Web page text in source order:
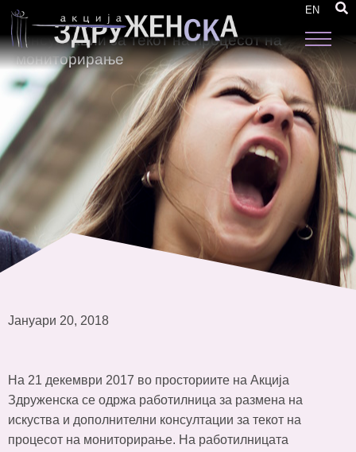
EN
размена на искуства и дополнителни
консултации за текот на процесот на
мониторирање
Јануари 20, 2018
На 21 декември 2017 во просториите на Акција
Здруженска се одржа работилница за размена на
искуства и дополнителни консултации за текот на
процесот на мониторирање. На работилницата